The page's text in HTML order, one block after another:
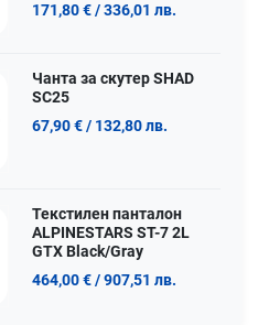
171,80 €/ 336,01 лв.
Чанта за скутер SHAD
SC25
67,90 €/ 132,80 лв.
Текстилен панталон
ALPINESTARS ST-7 2L
GTX Black/Gray
464,00 €/ 907,51 лв.